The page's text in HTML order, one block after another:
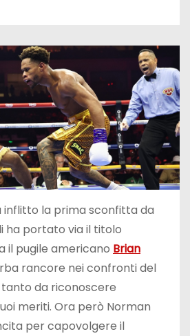
inflitto la prima sconfitta da
ha portato via il titolo
il pugile americano Brian
rancore nei confronti del
da riconoscere
meriti. Ora però Norman
per capovolgere il